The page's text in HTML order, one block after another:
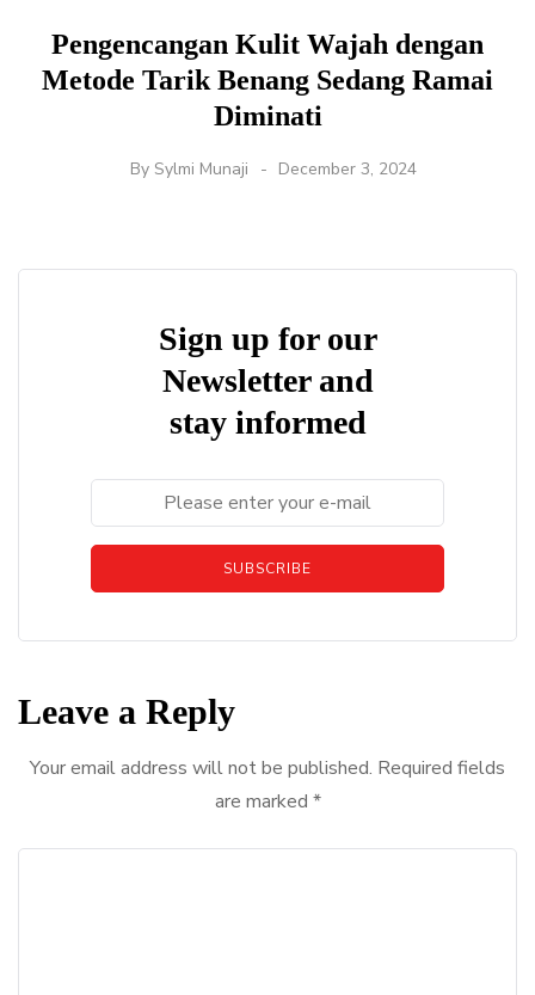
Pengencangan Kulit Wajah dengan
Metode Tarik Benang Sedang Ramai
Diminati
By Sylmi Munaji December 3, 2024
Sign up for our
Newsletter and
stay informed
SUBSCRIBE
Leave a Reply
Your email address will not be published. Required fields
are marked *